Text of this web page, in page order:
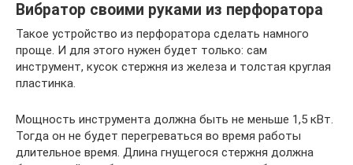
Вибратор своими руками из перфоратора
Такое устройство из перфоратора сделать намного
проще. И для этого нужен будет только: сам
инструмент, кусок стержня из железа и толстая круглая
пластинка.
Мощность инструмента должна быть не меньше 1,5 кВт.
Тогда он не будет перегреваться во время работы
длительное время. Длина гнущегося стержня должна